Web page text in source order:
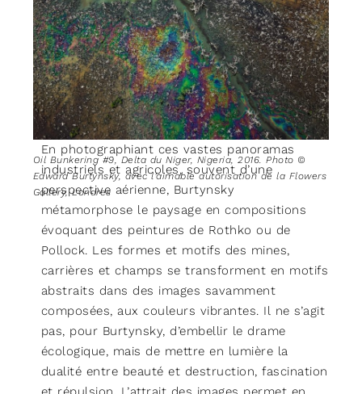
Oil Bunkering #9, Delta du Niger, Nigeria, 2016. Photo ©
Edward Burtynsky, avec l’aimable autorisation de la Flowers
Gallery, Londres
En photographiant ces vastes panoramas
industriels et agricoles, souvent d’une
perspective aérienne, Burtynsky
métamorphose le paysage en compositions
évoquant des peintures de Rothko ou de
Pollock. Les formes et motifs des mines,
carrières et champs se transforment en motifs
abstraits dans des images savamment
composées, aux couleurs vibrantes. Il ne s’agit
pas, pour Burtynsky, d’embellir le drame
écologique, mais de mettre en lumière la
dualité entre beauté et destruction, fascination